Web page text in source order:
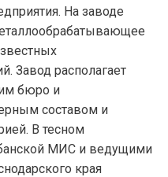
На заводе
Завод располагает
бюро и
составом и
В тесном
МИС и ведущими
края